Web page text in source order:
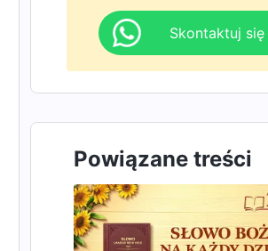
Skontaktuj
Powiązane treści